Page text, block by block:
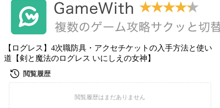
【ログレス】4次職防具・アクセチケットの入手方法と使い
道【剣と魔法のログレス いにしえの女神】